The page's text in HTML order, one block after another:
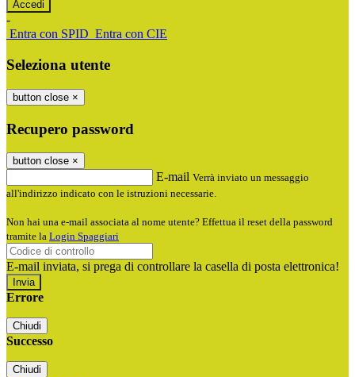
-
Entra con SPID Entra con CIE
Seleziona utente
button close ×
Recupero password
button close ×
E-mail Verrà inviato un messaggio
all'indirizzo indicato con le istruzioni necessarie.
Non hai una e-mail associata al nome utente? Effettua il reset della password
tramite la Login Spaggiari
E-mail inviata, si prega di controllare la casella di posta elettronica!
Errore
Chiudi
Successo
Chiudi